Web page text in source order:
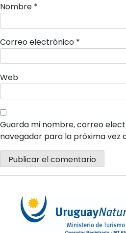
Nombre *
Correo electrónico *
Web
Guarda mi nombre, correo
navegador para la próxima vez
Tu carrito
Agregá un